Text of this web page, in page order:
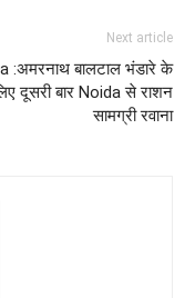
Next article
:अमरनाथ बालटाल भंडारे के
दूसरी बार Noida से राशन
सामग्री रवाना